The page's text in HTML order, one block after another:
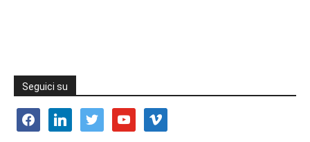
Seguici su
facebooklinkedin twitter youtube vimeo